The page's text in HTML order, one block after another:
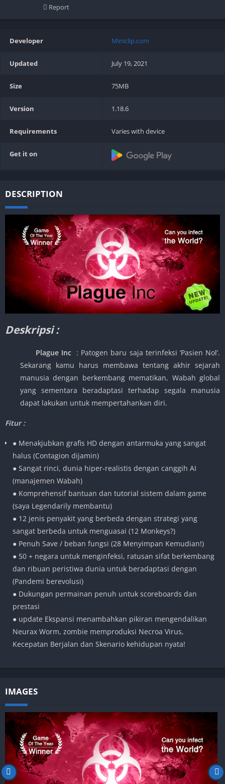
Report
Developer Miniclip.com
Updated July 19, 2021
Size 75MB
Version 1.18.6
Requirements Varies with device
Get it on
DESCRIPTION
Deskripsi :
Plague Inc : Patogen baru saja terinfeksi ‘Pasien Nol’.
Sekarang kamu harus membawa tentang akhir sejarah
manusia dengan berkembang mematikan, Wabah global
yang sementara beradaptasi terhadap segala manusia
dapat lakukan untuk mempertahankan diri.
Fitur :
● Menakjubkan grafis HD dengan antarmuka yang sangat
halus (Contagion dijamin)
● Sangat rinci, dunia hiper-realistis dengan canggih AI
(manajemen Wabah)
● Komprehensif bantuan dan tutorial sistem dalam game
(saya Legendarily membantu)
● 12 jenis penyakit yang berbeda dengan strategi yang
sangat berbeda untuk menguasai (12 Monkeys?)
● Penuh Save / beban fungsi (28 Menyimpan Kemudian!)
● 50 + negara untuk menginfeksi, ratusan sifat berkembang
dan ribuan peristiwa dunia untuk beradaptasi dengan
(Pandemi berevolusi)
● Dukungan permainan penuh untuk scoreboards dan
prestasi
● update Ekspansi menambahkan pikiran mengendalikan
Neurax Worm, zombie memproduksi Necroa Virus,
Kecepatan Berjalan dan Skenario kehidupan nyata!
IMAGES